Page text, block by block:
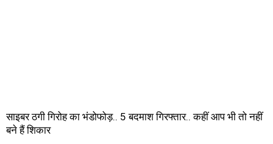
साइबर ठगी गिरोह का भंडोफोड़.. 5 बदमाश गिरफ्तार.. कहीं आप भी तो नहीं
बने हैं शिकार